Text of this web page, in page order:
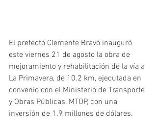
El prefecto Clemente Bravo inauguró
este viernes 21 de agosto la obra de
mejoramiento y rehabilitación de la vía a
La Primavera, de 10.2 km, ejecutada en
convenio con el Ministerio de Transporte
y Obras Públicas, MTOP, con una
inversión de 1.9 millones de dólares.